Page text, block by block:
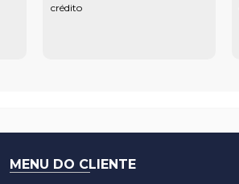
crédito
MENU DO CLIENTE